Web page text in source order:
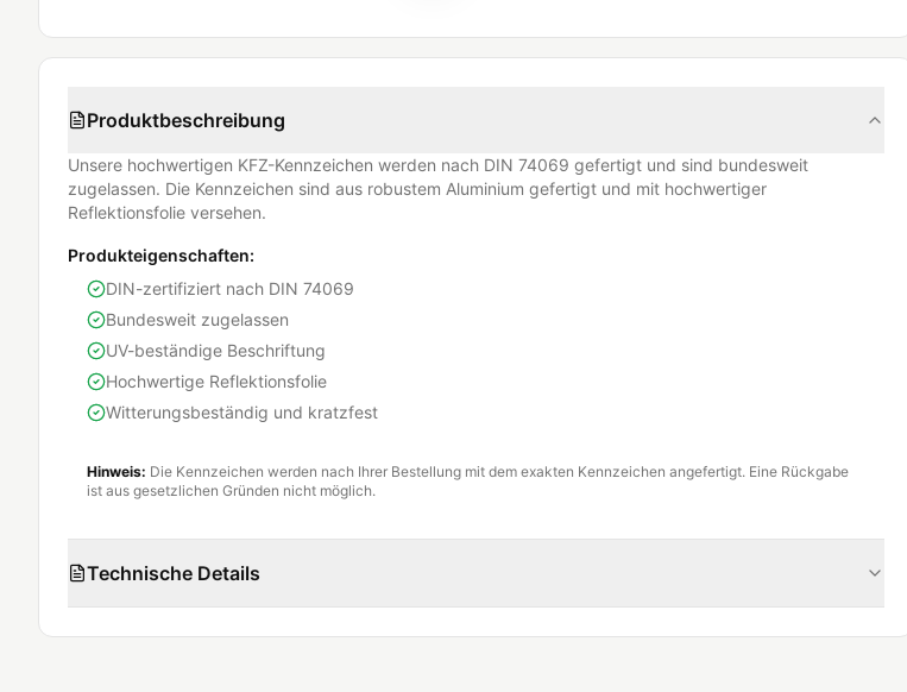
Produktbeschreibung
Unsere hochwertigen KFZ-Kennzeichen werden nach DIN 74069 gefertigt und sind bundesweit
zugelassen. Die Kennzeichen sind aus robustem Aluminium gefertigt und mit hochwertiger
Reflektionsfolie versehen.
Produkteigenschaften:
DIN-zertifiziert nach DIN 74069
Bundesweit zugelassen
UV-beständige Beschriftung
Hochwertige Reflektionsfolie
Witterungsbeständig und kratzfest
Hinweis: Die Kennzeichen werden nach Ihrer Bestellung mit dem exakten Kennzeichen angefertigt. Eine Rückgabe
ist aus gesetzlichen Gründen nicht möglich.
Technische Details